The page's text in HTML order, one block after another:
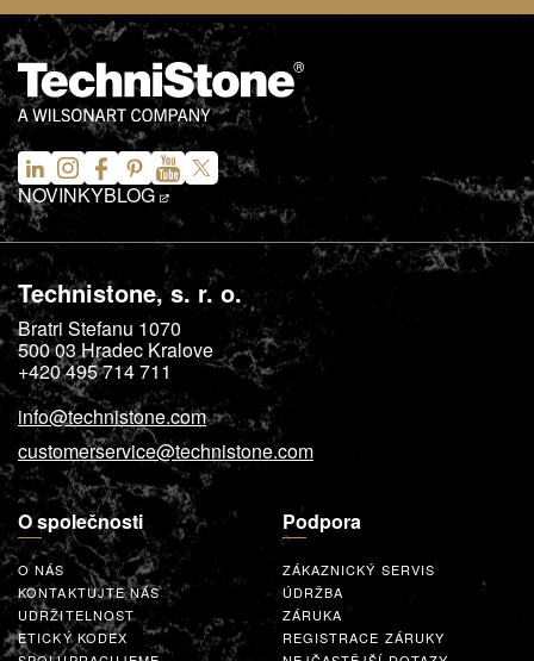
NOVINKYBLOG
Technistone, s. r. o.
Bratri Stefanu 1070
500 03Hradec Kralove
+420 495 714 711
info@technistone.com
customerservice@technistone.com
O společnosti
O NÁS
KONTAKTUJTE NÁS
UDRŽITELNOST
ETICKÝ KODEX
Podpora
ZÁKAZNICKÝ SERVIS
ÚDRŽBA
ZÁRUKA
REGISTRACE ZÁRUKY